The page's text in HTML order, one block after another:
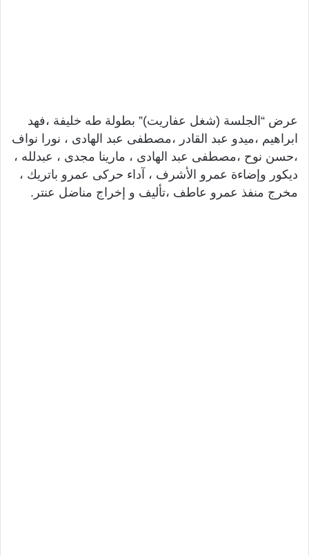
عرض “الجلسة (شغل عفاريت)” بطولة طه خليفة ،فهد
ابراهيم ،ميدو عبد القادر ،مصطفى عبد الهادى ، نورا نواف
،حسن نوح ،مصطفى عبد الهادى ، مارينا مجدى ، عبدلله ،
ديكور وإضاءة عمرو الأشرف ، آداء حركى عمرو باتريك ،
مخرج منفذ عمرو عاطف ،تأليف و إخراج مناضل عنتر.